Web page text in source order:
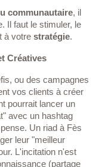
communautaire, il
Il faut le stimuler, le
à votre stratégie.
Créatives
ou des campagnes
vos clients à créer
pourrait lancer un
avec un hashtag
Un riad à Fès
leur "meilleur
L'incitation n'est
(partage